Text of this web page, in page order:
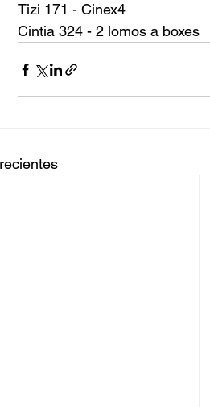
Tizi 171 - Cinex4
Cintia 324 - 2 lomos a boxes